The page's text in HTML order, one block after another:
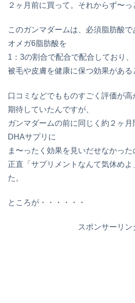
２ヶ月前に買って。それからず〜っ
このガンマダームは、必須脂肪酸
オメガ6脂肪酸を
1：3の割合で配合で配合しており、
被毛や皮膚を健康に保つ効果がある
口コミなどでもものすごく評価が高
期待していたんですが、
ガンマダームの前に同じく約２ヶ
DHAサプリに
ま〜ったく効果を見いだせなかった
正直「サプリメントなんて気休め
た。
ところが・・・・・・
スポンサーリン